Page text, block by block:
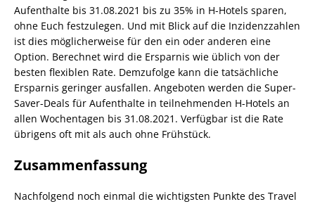
Aufenthalte bis 31.08.2021 bis zu 35% in H-Hotels sparen,
ohne Euch festzulegen. Und mit Blick auf die Inzidenzzahlen
ist dies möglicherweise für den ein oder anderen eine
Option. Berechnet wird die Ersparnis wie üblich von der
besten flexiblen Rate. Demzufolge kann die tatsächliche
Ersparnis geringer ausfallen. Angeboten werden die Super-
Saver-Deals für Aufenthalte in teilnehmenden H-Hotels an
allen Wochentagen bis 31.08.2021. Verfügbar ist die Rate
übrigens oft mit als auch ohne Frühstück.
Zusammenfassung
Nachfolgend noch einmal die wichtigsten Punkte des Travel